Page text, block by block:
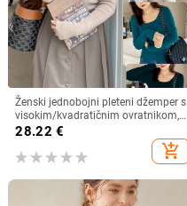
Ženski jednobojni pleteni džemper s
visokim/kvadratičnim ovratnikom,
Rabbit Velvet Core-Spun Yarn, Zima
28.22 €
add_shopping_cart